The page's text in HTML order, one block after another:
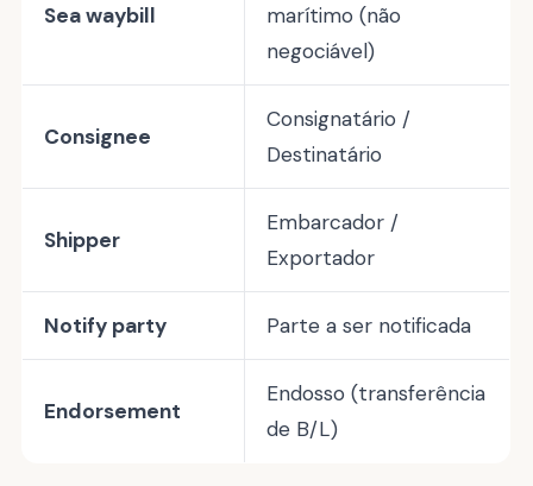
Sea waybill
marítimo (não
negociável)
Consignee
Consignatário /
Destinatário
Shipper
Embarcador /
Exportador
Notify party Parte a ser notificada
Endorsement
Endosso (transferência
de B/L)